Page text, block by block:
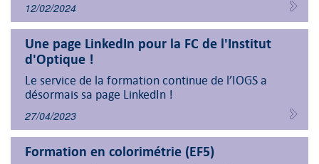
12/02/2024
Une page LinkedIn pour la FC de l'Institut
d'Optique !
Le service de la formation continue de l’IOGS a
désormais sa page LinkedIn !
27/04/2023
Formation en colorimétrie (EF5)